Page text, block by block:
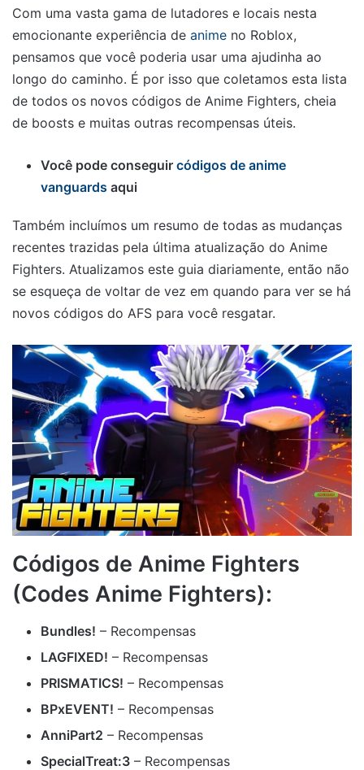
Com uma vasta gama de lutadores e locais nesta
emocionante experiência de anime no Roblox,
pensamos que você poderia usar uma ajudinha ao
longo do caminho. É por isso que coletamos esta lista
de todos os novos códigos de Anime Fighters, cheia
de boosts e muitas outras recompensas úteis.
Você pode conseguir códigos de anime
vanguards aqui
Também incluímos um resumo de todas as mudanças
recentes trazidas pela última atualização do Anime
Fighters. Atualizamos este guia diariamente, então não
se esqueça de voltar de vez em quando para ver se há
novos códigos do AFS para você resgatar.
Códigos de Anime Fighters
(Codes Anime Fighters):
Bundles! – Recompensas
LAGFIXED! – Recompensas
PRISMATICS! – Recompensas
BPxEVENT! – Recompensas
AnniPart2 – Recompensas
SpecialTreat:3 – Recompensas